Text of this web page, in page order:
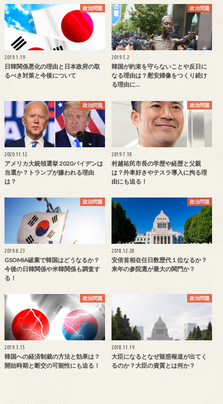
政治問題
2019.1.19
日韓関係悪化の理由と日本政府の取
るべき対策と今後について
政治問題
2019.5.2
韓国が約束を守らないことや反日に
なる理由は？慰安婦像をつくり続け
る理由に…
政治問題
2020.11.12
アメリカ大統領選挙 2020バイデンは
当選か？トランプが嫌われる理由
は？
政治問題
2019.7.18
村越祐民市長の学歴や経歴と父親
は？外車好きやテスラ導入に拘る理
由にも迫る！
政治問題
2019.8.23
GSOMIA破棄で韓国はどうなるか？
今後の日韓関係や米韓関係も調査す
る！
政治問題
2018.12.28
安倍首相在任日数歴代１位なるか？
来年の参院選が最大の関門か？
政治問題
2019.3.15
韓国への経済制裁の方法と効果は？
開始時期と断交の可能性にも迫る！
政治問題
2018.11.19
大臣になるとなぜ疑惑報道が出てく
るのか？大臣の資質とは何か？